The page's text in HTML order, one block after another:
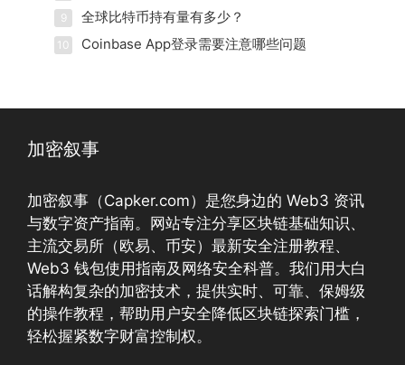
9 全球比特币持有量有多少？
10 Coinbase App登录需要注意哪些问题
加密叙事
加密叙事（Capker.com）是您身边的 Web3 资讯
与数字资产指南。网站专注分享区块链基础知识、
主流交易所（欧易、币安）最新安全注册教程、
Web3 钱包使用指南及网络安全科普。我们用大白
话解构复杂的加密技术，提供实时、可靠、保姆级
的操作教程，帮助用户安全降低区块链探索门槛，
轻松握紧数字财富控制权。